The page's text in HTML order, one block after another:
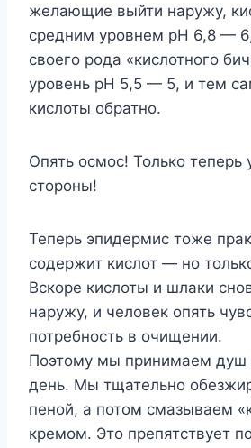
желающие выйти наружу,
средним уровнем рН 6,8 —
своего рода «кислотного
уровень рН 5,5 — 5, и тем
кислоты обратно.
Опять осмос! Только теперь
стороны!
Теперь эпидермис тоже
содержит кислот — но
Вскоре кислоты и шлаки
наружу, и человек опять
потребность в очищении.
Поэтому мы принимаем душ
день. Мы тщательно
пеной, а потом смазываем
кремом. Это препятствует